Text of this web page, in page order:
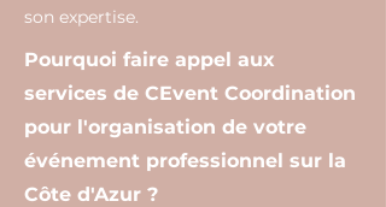
son expertise.
Pourquoi faire appel aux
services de CEvent Coordination
pour l'organisation de votre
événement professionnel sur la
Côte d'Azur ?